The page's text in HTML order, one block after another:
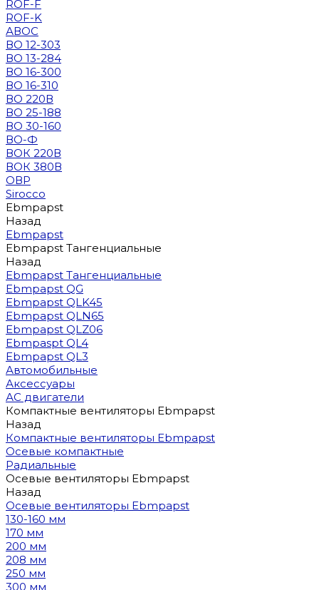
ROF-F
ROF-K
АВОС
ВО 12-303
ВО 13-284
ВО 16-300
ВО 16-310
ВО 220В
ВО 25-188
ВО 30-160
ВО-Ф
ВОК 220В
ВОК 380В
ОВР
Sirocco
Ebmpapst
Назад
Ebmpapst
Ebmpapst Тангенциальные
Назад
Ebmpapst Тангенциальные
Ebmpapst QG
Ebmpapst QLK45
Ebmpapst QLN65
Ebmpapst QLZ06
Ebmpaspt QL4
Ebmpapst QL3
Автомобильные
Аксессуары
АС двигатели
Компактные вентиляторы Ebmpapst
Назад
Компактные вентиляторы Ebmpapst
Осевые компактные
Радиальные
Осевые вентиляторы Ebmpapst
Назад
Осевые вентиляторы Ebmpapst
130-160 мм
170 мм
200 мм
208 мм
250 мм
300 мм